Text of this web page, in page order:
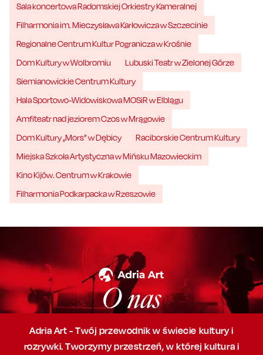
Sala koncertowa Radomskiej Orkiestry Kameralnej
Filharmonia im. Mieczysława Karłowicza w Szczecinie
Regionalne Centrum Kultur Pogranicza w Krośnie
Dom Kultury w Wolbromiu
Lubuski Teatr w Zielonej Górze
Siemianowickie Centrum Kultury
Hala Sportowo-Widowiskowa MOSiR w Elblągu
Amfiteatr nad jeziorem Czos w Mrągowie
Dom Kultury „Mors” w Dębicy
Raciborskie Centrum Kultury
Miejska Szkoła Artystyczna w Mińsku Mazowieckim
Kino Kijów. Centrum w Krakowie
Filharmonia Podkarpacka w Rzeszowie
O nas
Adria Art - Twój przewodnik w świecie kultury i
rozrywki. Tworzymy przestrzeń,w której kultura i